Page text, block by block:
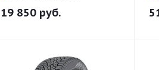
19 850 руб.